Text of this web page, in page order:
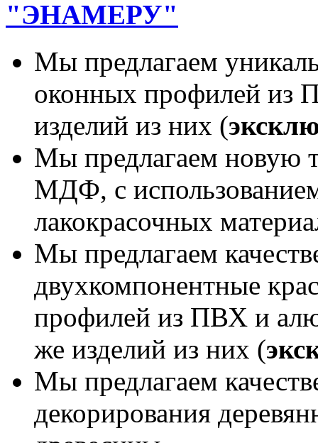
"ЭНАМЕРУ"
Мы предлагаем
оконных профилей из
изделий из них (
Мы предлагаем новую
МДФ, с
лакокрасочных
Мы предлагаем
двухкомпонентные
профилей из ПВХ и
же изделий из них (
Мы предлагаем
декорирования